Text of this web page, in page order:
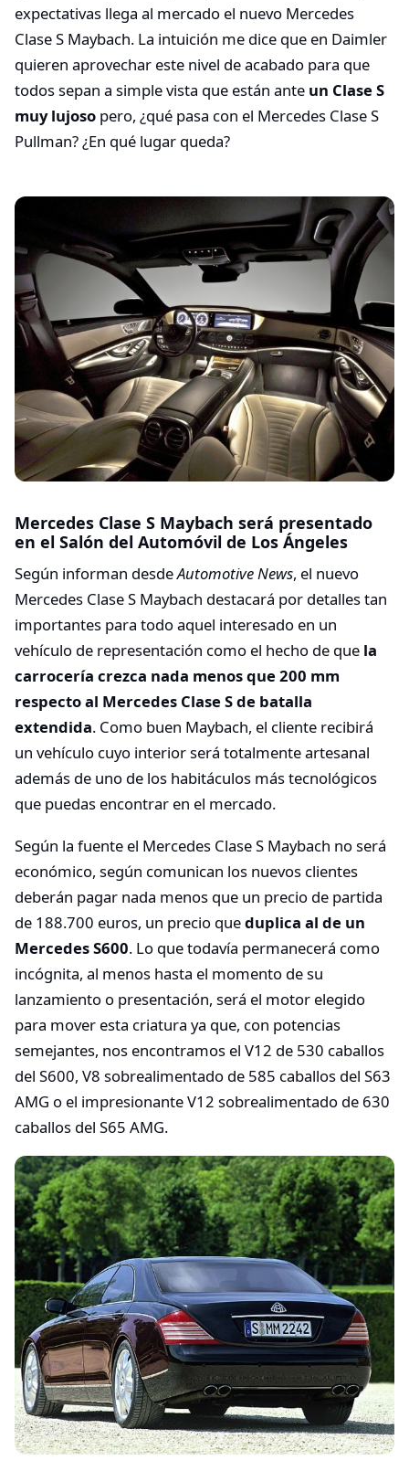
expectativas llega al mercado el nuevo Mercedes
Clase S Maybach. La intuición me dice que en Daimler
quieren aprovechar este nivel de acabado para que
todos sepan a simple vista que están ante un Clase S
muy lujoso pero, ¿qué pasa con el Mercedes Clase S
Pullman? ¿En qué lugar queda?
Mercedes Clase S Maybach será presentado
en el Salón del Automóvil de Los Ángeles
Según informan desdeAutomotive News, el nuevo
Mercedes Clase S Maybach destacará por detalles tan
importantes para todo aquel interesado en un
vehículo de representación como el hecho de que la
carrocería crezca nada menos que 200 mm
respecto al Mercedes Clase S de batalla
extendida. Como buen Maybach, el cliente recibirá
un vehículo cuyo interior será totalmente artesanal
además de uno de los habitáculos más tecnológicos
que puedas encontrar en el mercado.
Según la fuente el Mercedes Clase S Maybach no será
económico, según comunican los nuevos clientes
deberán pagar nada menos que un precio de partida
de 188.700 euros, un precio queduplica al de un
Mercedes S600. Lo que todavía permanecerá como
incógnita, al menos hasta el momento de su
lanzamiento o presentación, será el motor elegido
para mover esta criatura ya que, con potencias
semejantes, nos encontramos el V12 de 530 caballos
del S600, V8 sobrealimentado de 585 caballos del S63
AMG o el impresionante V12 sobrealimentado de 630
caballos del S65 AMG.